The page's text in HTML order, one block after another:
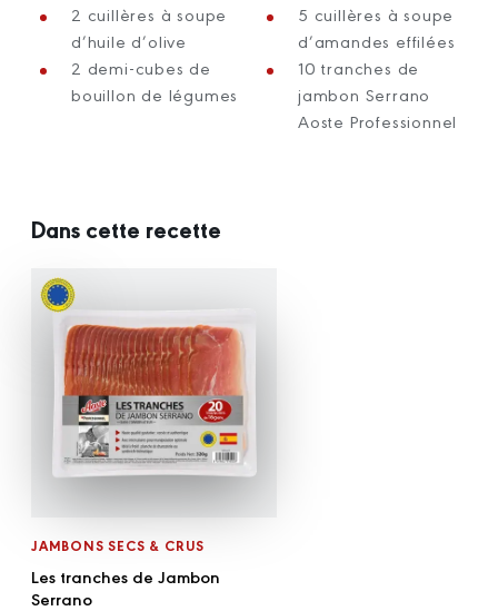
2 cuillères à soupe
d’huile d’olive
2 demi-cubes de
bouillon de légumes
5 cuillères à soupe
d’amandes effilées
10 tranches de
jambon Serrano
Aoste Professionnel
Dans cette recette
JAMBONS SECS & CRUS
Les tranches de Jambon
Serrano